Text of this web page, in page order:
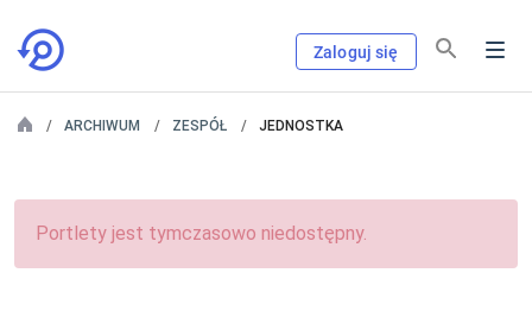
Zaloguj się
ARCHIWUM ZESPÓŁ JEDNOSTKA
Portlety jest tymczasowo niedostępny.